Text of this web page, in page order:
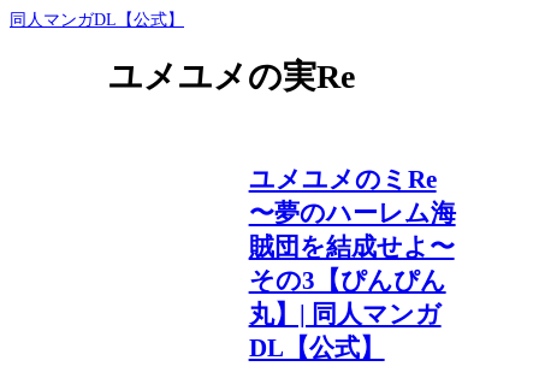
同人マンガDL【公式】
ユメユメの実Re
ユメユメのミRe
〜夢のハーレム海
賊団を結成せよ〜
その3【ぴんぴん
丸】| 同人マンガ
DL【公式】